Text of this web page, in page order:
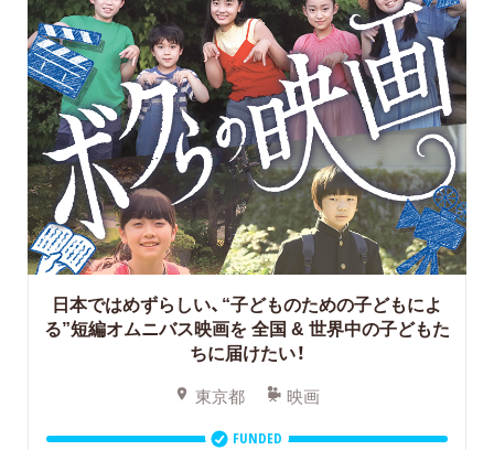
日本ではめずらしい、“子どものための子どもによ
る”短編オムニバス映画を全国 & 世界中の子どもた
ちに届けたい！
東京都 映画
FUNDED